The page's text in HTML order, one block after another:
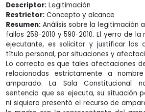
Descriptor: Legitimación
Restrictor: Concepto y alcance
Resumen: Análisis sobre la legitimación
fallos 258-2010 y 590-2010. El yerro de
ejecutante, es solicitar y justificar los
título personal, por situaciones y
Lo correcto es que tales afectaciones
relacionadas estrictamente a
amparado. La Sala Constitucional
sentencia que se ejecuta, su situación
ni siquiera presentó el recurso de